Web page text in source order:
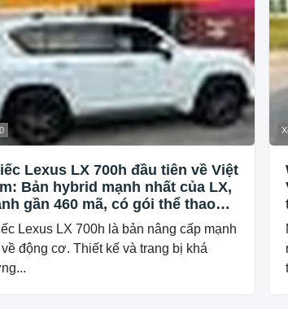
Lexus LX 700h đầu tiên về Việt
Bản hybrid mạnh nhất của LX,
gần 460 mã, có gói thể thao
vụ đại gia Việt
Lexus LX 700h là bản nâng cấp mạnh
về động cơ. Thiết kế và trang bị khá